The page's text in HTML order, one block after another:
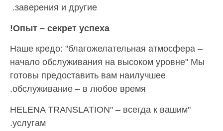
заверения и другие.
Опыт – секрет успеха!
Наше кредо: "благожелательная атмосфера –
начало обслуживания на высоком уровне" Мы
готовы предоставить вам наилучшее
обслуживание – в любое время.
"HELENA TRANSLATION" – всегда к вашим
услугам.